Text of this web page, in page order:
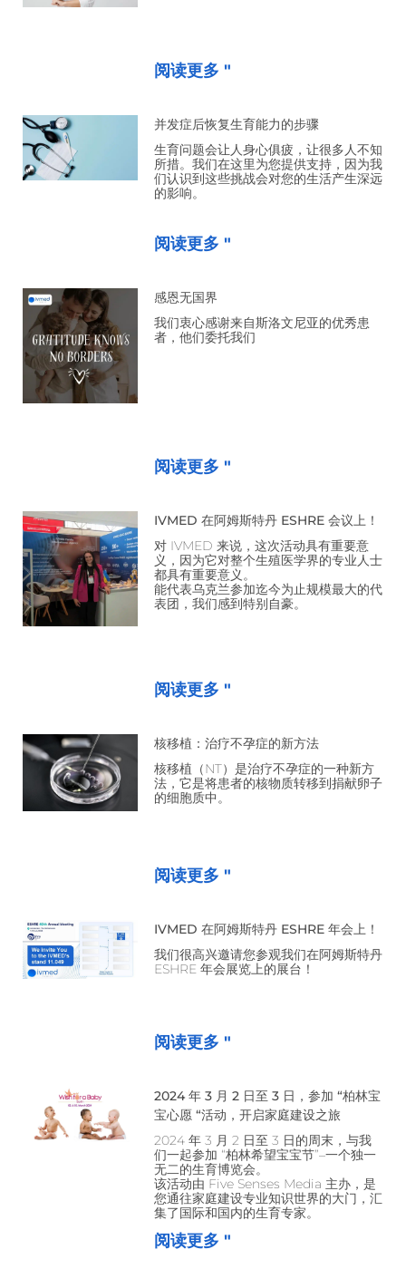
阅读更多 "
并发症后恢复生育能力的步骤
生育问题会让人身心俱疲，让很多人不知
所措。我们在这里为您提供支持，因为我
们认识到这些挑战会对您的生活产生深远
的影响。
阅读更多 "
感恩无国界
我们衷心感谢来自斯洛文尼亚的优秀患
者，他们委托我们
阅读更多 "
IVMED 在阿姆斯特丹 ESHRE 会议上！
对 IVMED 来说，这次活动具有重要意
义，因为它对整个生殖医学界的专业人士
都具有重要意义。
能代表乌克兰参加迄今为止规模最大的代
表团，我们感到特别自豪。
阅读更多 "
核移植：治疗不孕症的新方法
核移植（NT）是治疗不孕症的一种新方
法，它是将患者的核物质转移到捐献卵子
的细胞质中。
阅读更多 "
IVMED 在阿姆斯特丹 ESHRE 年会上！
我们很高兴邀请您参观我们在阿姆斯特丹
ESHRE 年会展览上的展台！
阅读更多 "
2024 年 3 月 2 日至 3 日，参加 “柏林宝
宝心愿 “活动，开启家庭建设之旅
2024 年 3 月 2 日至 3 日的周末，与我
们一起参加 “柏林希望宝宝节”–一个独一
无二的生育博览会。
该活动由 Five Senses Media 主办，是
您通往家庭建设专业知识世界的大门，汇
集了国际和国内的生育专家。
阅读更多 "